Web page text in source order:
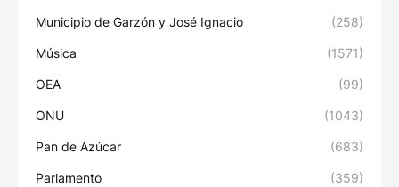
Municipio de Garzón y José Ignacio (258)
Música (1571)
OEA (99)
ONU (1043)
Pan de Azúcar (683)
Parlamento (359)